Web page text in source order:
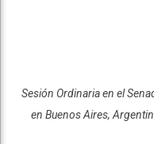
Sesión Ordinaria en el
en Buenos Aires,